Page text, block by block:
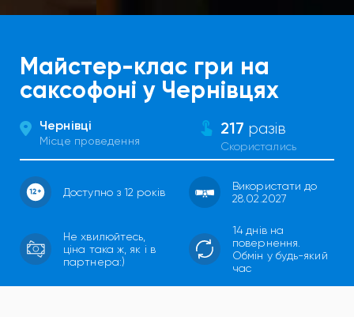
Майстер-клас гри на
саксофоні у Чернівцях
Чернівці
Місце проведення
217 разів
Скористались
Доступно з 12 років
Використати до
28.02.2027
Не хвилюйтесь,
ціна така ж, як і в
партнера:)
14 днів на
повернення.
Обмін у будь-який
час